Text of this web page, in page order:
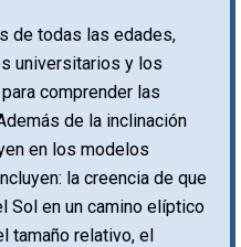
de todas las edades,
universitarios y los
comprender las
de la inclinación
en los modelos
la creencia de que
Sol en un camino elíptico
tamaño relativo, el